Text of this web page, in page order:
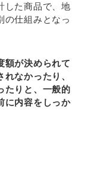
した商品で、地
の仕組みとなっ
額が決められて
なかったり、
たりと、一般的
に内容をしっか